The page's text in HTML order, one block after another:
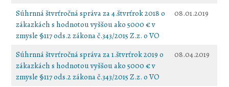
Súhrnná štvrťročná správa za 4.štvrťrok 2018 o
zákazkách s hodnotou vyššou ako 5000 € v
zmysle §117 ods.2 zákona č.343/2015 Z.z. o VO
08.01.2019
Súhrnná štvrťročná správa za 1.štvrťrok 2019 o
zákazkách s hodnotou vyššou ako 5000 € v
zmysle §117 ods.2 zákona č.343/2015 Z.z. o VO
08.04.2019